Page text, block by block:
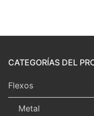
CATEGORÍAS DEL
Flexos
Metal